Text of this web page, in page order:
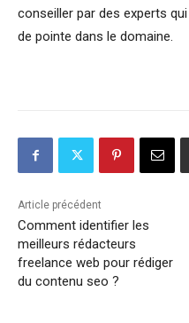
conseiller par des experts
de pointe dans le domaine.
Article précédent
Comment identifier les
meilleurs rédacteurs
freelance web pour rédiger
du contenu seo ?